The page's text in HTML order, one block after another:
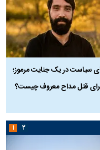
سیاست در یک جنایت مرموز؛
قتل مداح معروف چیست؟
۱ ۲